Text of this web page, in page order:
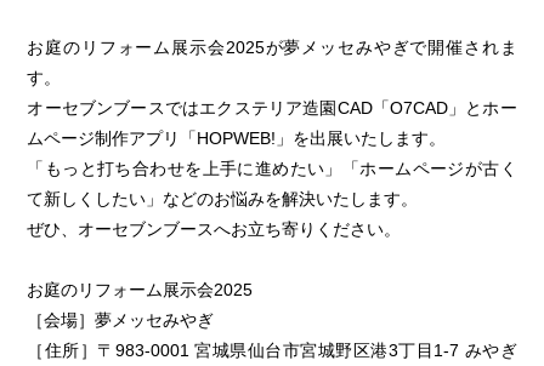
お庭のリフォーム展示会2025が夢メッセみやぎで開催されま
す。
オーセブンブースではエクステリア造園CAD「O7CAD」とホー
ムページ制作アプリ「HOPWEB!」を出展いたします。
「もっと打ち合わせを上手に進めたい」「ホームページが古く
て新しくしたい」などのお悩みを解決いたします。
ぜひ、オーセブンブースへお立ち寄りください。
お庭のリフォーム展示会2025
［会場］夢メッセみやぎ
［住所］〒983-0001 宮城県仙台市宮城野区港3丁目1-7 みやぎ